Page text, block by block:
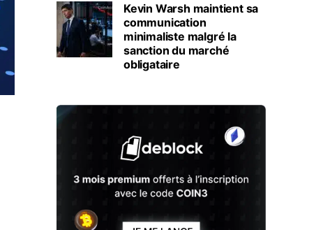
Kevin Warsh maintient sa
communication
minimaliste malgré la
sanction du marché
obligataire